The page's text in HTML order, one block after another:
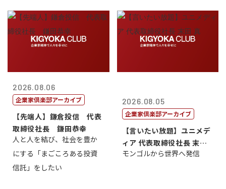
2026.08.06
企業家倶楽部アーカイブ
【先端人】鎌倉投信 代表
取締役社長 鎌田恭幸
人と人を結び、社会を豊か
にする「まごころある投資
信託」をしたい
2026.08.05
企業家倶楽部アーカイブ
【言いたい放題】ユニメデ
ィア 代表取締役社長 末田
真
モンゴルから世界へ発信